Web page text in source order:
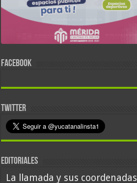
FACEBOOK
TWITTER
EDITORIALES
La llamada y sus coordenadas